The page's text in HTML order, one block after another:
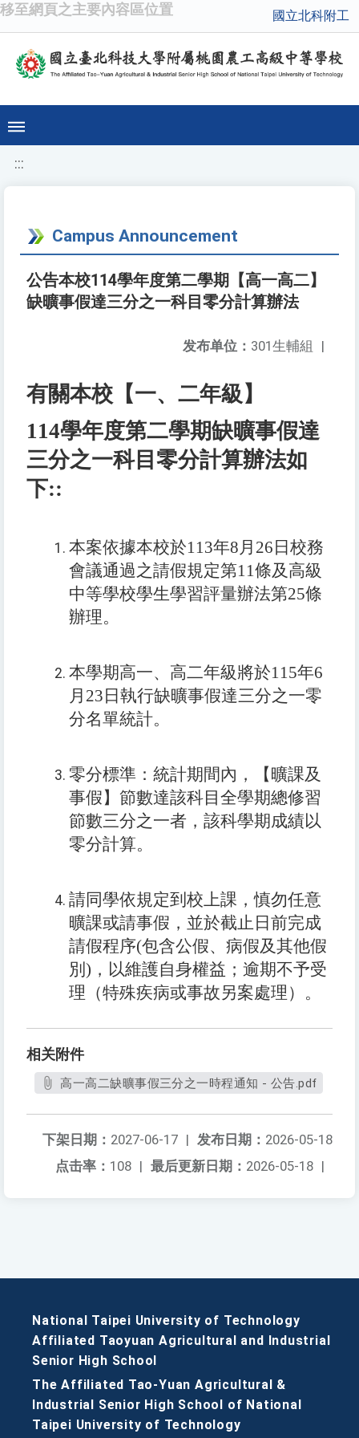
移至網頁之主要內容區位置 國立北科附工
:::
Campus Announcement
公告本校114學年度第二學期【高一高二】
缺曠事假達三分之一科目零分計算辦法
发布单位： 301生輔組 |
有關本校【一、二年級】
114學年度第二學期缺曠事假達
三分之一科目零分計算辦法如
下::
本案依據本校於113年8月 26 日校務
會議通過之請假規定第11條及高級
中等學校學生學習評量辦法第25條
辦理。
本學期高一、高二年級將於115年6
月23日執行缺曠事假達三分之一零
分名單統計。
零分標準：統計期間內，【曠課及
事假】節數達該科目全學期總修習
節數三分之一者，該科學期成績以
零分計算。
請同學依規定到校上課，慎勿任意
曠課或請事假，並於截止日前完成
請假程序(包含公假、病假及其他假
別)，以維護自身權益；逾期不予受
理（特殊疾病或事故另案處理）。
相关附件
高一高二缺曠事假三分之一時程通知 - 公告.pdf
发布日期： 2026-05-18
下架日期： 2027-06-17 |
最后更新日期： 2026-05-18 |
点击率： 108 |
National Taipei University of Technology
Affiliated Taoyuan Agricultural and Industrial
Senior High School
The Affiliated Tao-Yuan Agricultural &
Industrial Senior High School of National
Taipei University of Technology